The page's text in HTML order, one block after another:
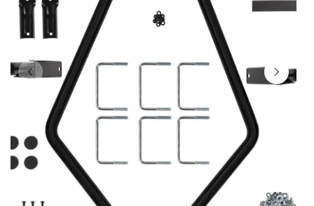
КОНТАКТЫ
Войти
Выбор языка
Выбор валюты